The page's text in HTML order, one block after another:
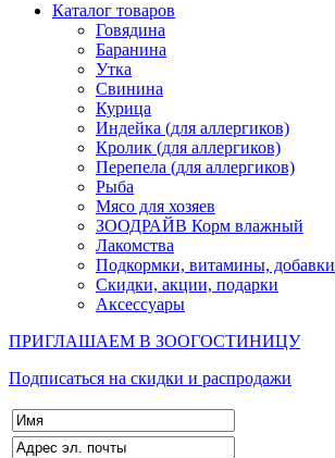
Каталог товаров
Говядина
Баранина
Утка
Свинина
Курица
Индейка (для аллергиков)
Кролик (для аллергиков)
Перепела (для аллергиков)
Рыба
Мясо для хозяев
ЗООДРАЙВ Корм влажный
Лакомства
Подкормки, витамины, добавки
Скидки, акции, подарки
Аксессуары
ПРИГЛАШАЕМ В ЗООГОСТИНИЦУ
Подписаться на скидки и распродажи